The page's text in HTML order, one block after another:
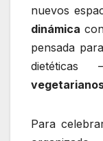
nuevos
dinámica
pensada
dietéticas
Para